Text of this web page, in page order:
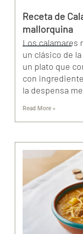
Receta de
mallorquina
Los calamares
un clásico de
un plato que
con
la despensa
Read More »